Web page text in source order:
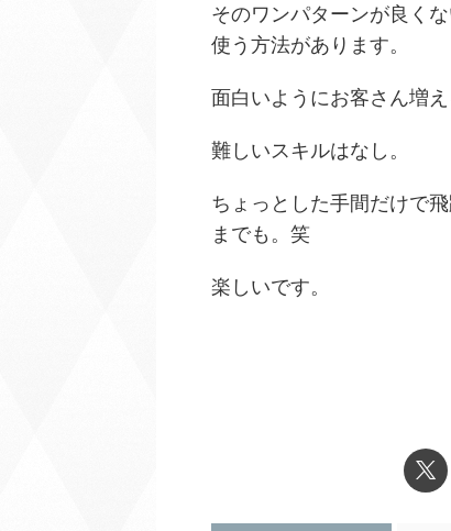
そのワンパターンが良く
使う方法があります。
面白いようにお客さん増え
難しいスキルはなし。
ちょっとした手間だけで
までも。笑
楽しいです。